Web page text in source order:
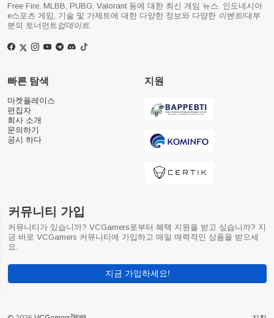
Free Fire, MLBB, PUBG, Valorant 등에 대한 최신 게임 뉴스. 인도네시아
e스포츠 게임, 기술 및 가제트에 대한 다양한 정보와 다양한 이벤트/대부
분의 토너먼트 업데이트
빠른 탐색
마켓플레이스
편집자
회사 소개
문의하기
공시 하다
지원
커뮤니티 가입
커뮤니티가 있습니까? VCGamers로부터 혜택 지원을 받고 싶습니까? 지
금 바로 VCGamers 커뮤니티에 가입하고 매일 매력적인 상품을 받으세
요.
지금 가입하세요!
News